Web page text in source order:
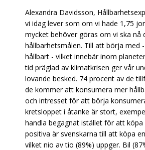
Alexandra Davidsson,
vi idag lever som om vi hade 1,75
mycket behöver göras om vi ska nå
hållbarhetsmålen. Till att börja med
hållbart - vilket innebär inom
tid präglad av klimatkrisen ger vår
lovande besked. 74 procent av de
de kommer att konsumera mer
och intresset för att börja
kretsloppet i åtanke är stort,
handla begagnat istället för att
positiva är svenskarna till att köpa
vilket nio av tio (89%) uppger. Bil